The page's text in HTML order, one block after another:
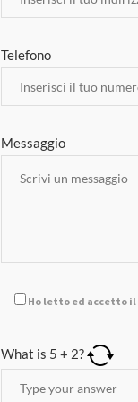
Telefono
Messaggio
Ho letto ed accetto il
What is 5 + 2?